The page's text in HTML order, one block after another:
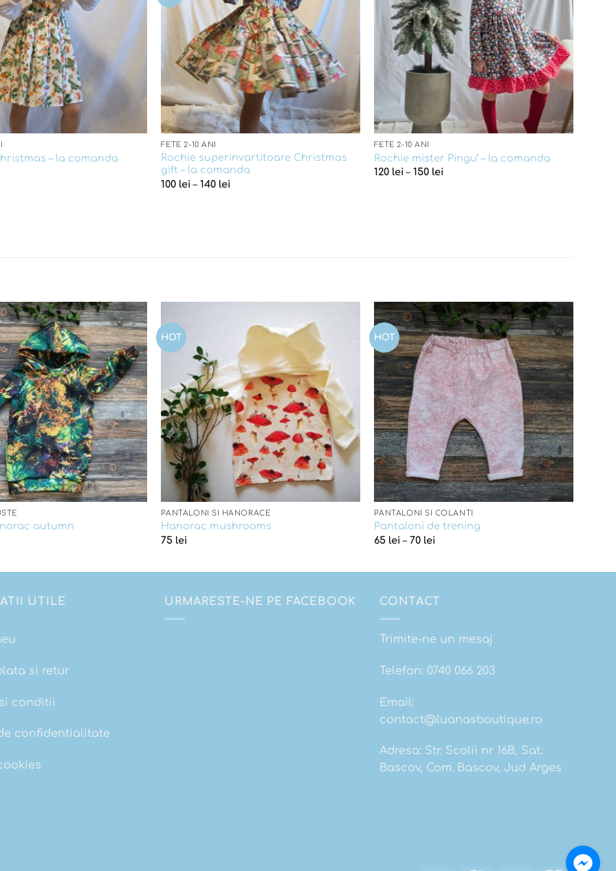
– la comanda
FETE 2-10 ANI
Rochie superinvartitoare Christmas
gift – la comanda
100 lei – 140 lei
FETE 2-10 ANI
Rochie mister Pingu’ – la comanda
120 lei – 150 lei
Add to
wishlist
autumn
HOT
wishlist
PANTALONI SI HANORACE
Hanorac mushrooms
75 lei
HOT
Add to
wishlist
PANTALONI SI COLANTI
Pantaloni de trening
65 lei – 70 lei
UTILE
si retur
conditii
confidentialitate
URMARESTE-NE PE FACEBOOK CONTACT
Trimite-ne un mesaj
Telefon: 0740 066 203
Email:
contact@luanasboutique.ro
Adresa: Str. Scolii nr 16B, Sat.
Bascov, Com. Bascov, Jud Arges